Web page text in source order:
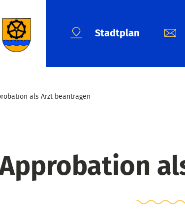
Stadtplan
als Arzt beantragen